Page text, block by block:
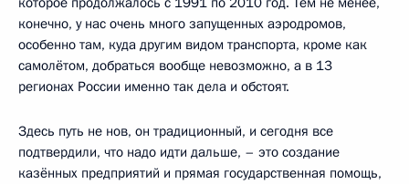
конечно, у нас очень много запущенных аэродромов,
особенно там, куда другим видом транспорта, кроме как
самолётом, добраться вообще невозможно, а в 13
регионах России именно так дела и обстоят.
Здесь путь не нов, он традиционный, и сегодня все
подтвердили, что надо идти дальше, – это создание
казённых предприятий и прямая государственная помощь,